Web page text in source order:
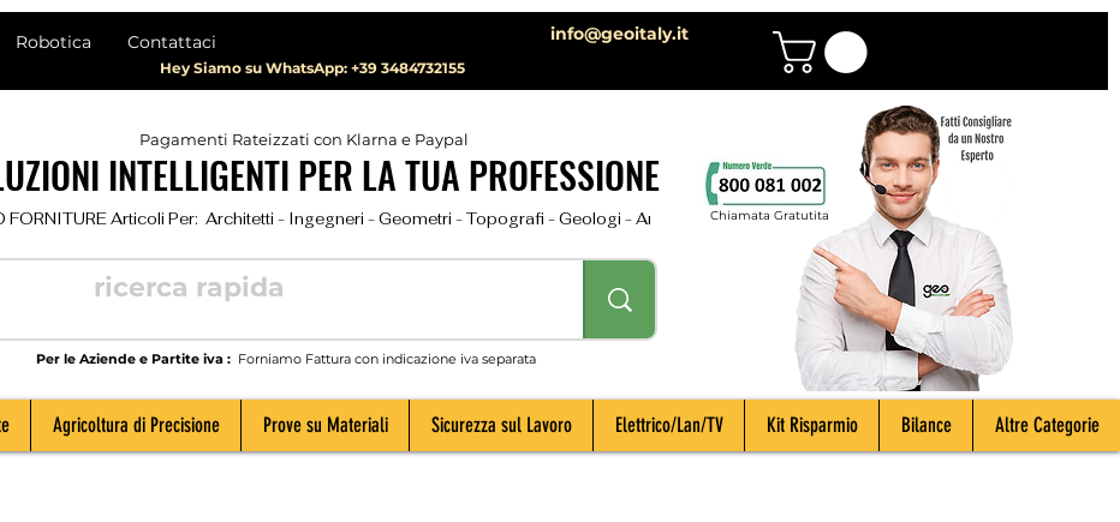
Robotica Contattaci info@geoitaly.it
Hey Siamo su WhatsApp: +39 3484732155
Pagamenti Rateizzati con Klarna e Paypal
INTELLIGENTI PER LA TUA PROFESSIONE
FORNITURE Articoli Per:  Architetti - Ingegneri - Geometri - Topografi - Geologi - Archeologi - Impiantisti - Manutentori - Idraulici - Spurghisti -
Per le Aziende e Partite iva : Forniamo Fattura con indicazione iva separata
Chiamata Gratutita
Agricoltura di Precisione Prove su Materiali Sicurezza sul Lavoro Elettrico/Lan/TV Kit Risparmio Bilance Altre Categorie